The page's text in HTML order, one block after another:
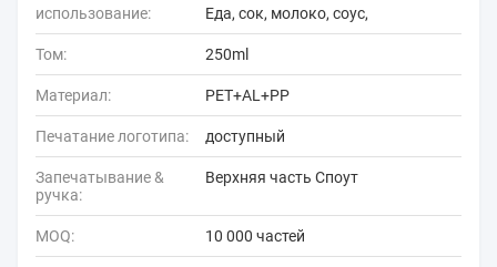
использование: Еда, сок, молоко, соус,
Том: 250ml
Материал: PET+AL+PP
Печатание логотипа: доступный
Запечатывание &
ручка:
Верхняя часть Споут
MOQ: 10 000 частей